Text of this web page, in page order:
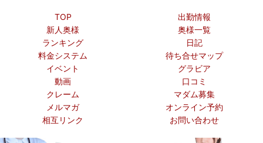
TOP
出勤情報
新人奥様
奥様一覧
ランキング
日記
料金システム
待ち合せマップ
イベント
グラビア
動画
口コミ
クレーム
マダム募集
メルマガ
オンライン予約
相互リンク
お問い合わせ